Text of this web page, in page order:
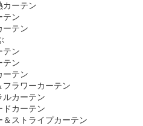
カーテン
テン
ーテン
テン
テン
ーテン
フラワーカーテン
ルカーテン
ドカーテン
＆ストライプカーテン